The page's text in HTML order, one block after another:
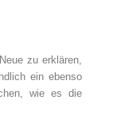
zu erklären,
ein ebenso
wie es die